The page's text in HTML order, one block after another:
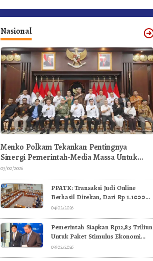
Nasional
Menko Polkam Tekankan Pentingnya
Sinergi Pemerintah-Media Massa Untuk
Jaga Stabilitas Bangsa
05/02/2026
PPATK: Transaksi Judi Online
Berhasil Ditekan, Dari Rp 1.1000
Triliun Menjadi Rp 268 Triliun
04/02/2026
Pemerintah Siapkan Rp12,83 Triliun
Untuk Paket Stimulus Ekonomi
Kuartal I-2026
03/02/2026